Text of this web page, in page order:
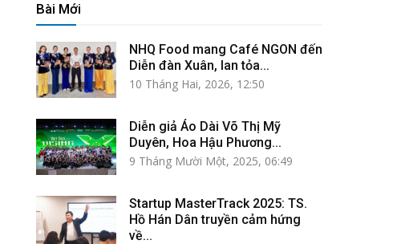
Bài Mới
NHQ Food mang Café NGON đến
Diễn đàn Xuân, lan tỏa...
10 Tháng Hai, 2026, 12:50
Diễn giả Áo Dài Võ Thị Mỹ
Duyên, Hoa Hậu Phương...
9 Tháng Mười Một, 2025, 06:49
Startup MasterTrack 2025: TS.
Hồ Hán Dân truyền cảm hứng
về...